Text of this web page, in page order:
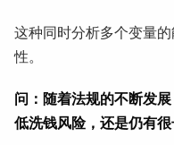
这种同时分析多个变量
性。
问：随着法规的不断发
低洗钱风险，还是仍有